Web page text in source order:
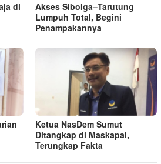
di
Akses Sibolga–Tarutung
Lumpuh Total, Begini
Penampakannya
Ketua NasDem Sumut
Ditangkap di Maskapai,
Terungkap Fakta